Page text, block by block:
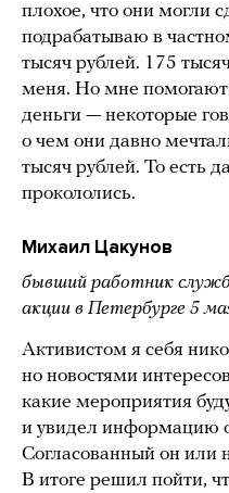
плохое, что они могли
подрабатываю в
тысяч рублей. 175
меня. Но мне
деньги — некоторые
о чем они давно
тысяч рублей. То есть
прокололись.
Михаил Цакунов
бывший работник
акции в Петербурге 5
Активистом я себя
но новостями
какие мероприятия
и увидел информацию
Согласованный он или
В итоге решил пойти,